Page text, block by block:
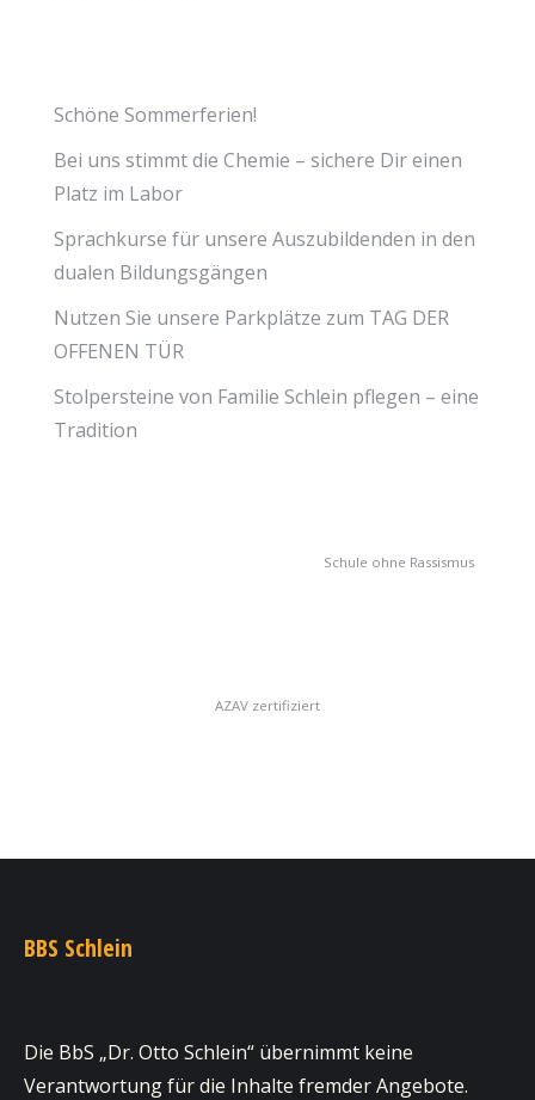
Schöne Sommerferien!
Bei uns stimmt die Chemie – sichere Dir einen
Platz im Labor
Sprachkurse für unsere Auszubildenden in den
dualen Bildungsgängen
Nutzen Sie unsere Parkplätze zum TAG DER
OFFENEN TÜR
Stolpersteine von Familie Schlein pflegen – eine
Tradition
Schule ohne Rassismus
AZAV zertifiziert
BBS Schlein
Die BbS „Dr. Otto Schlein“ übernimmt keine
Verantwortung für die Inhalte fremder Angebote.